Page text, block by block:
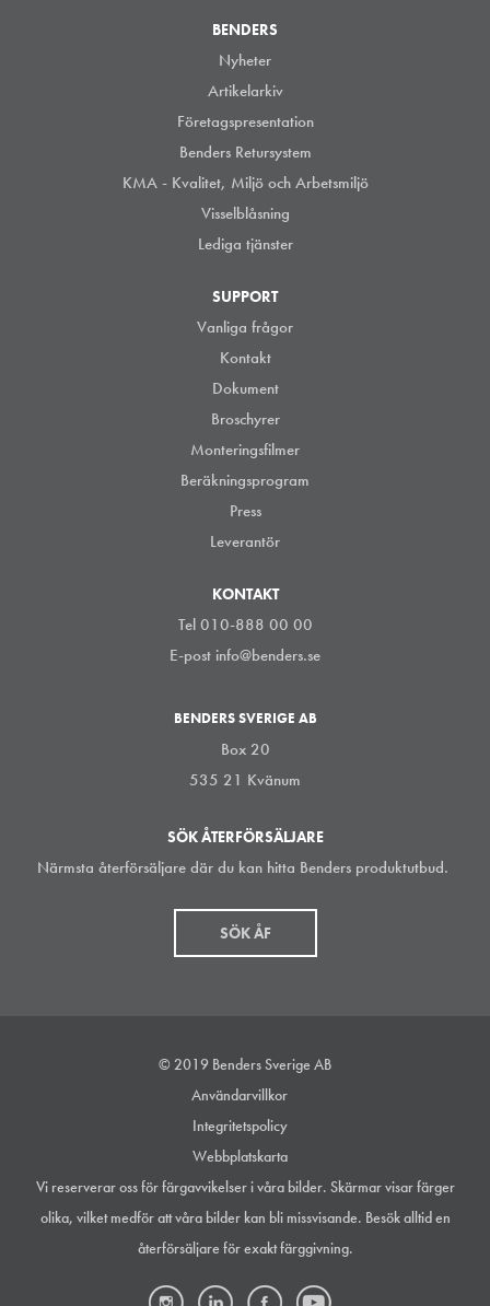
BENDERS
Nyheter
Artikelarkiv
Företagspresentation
Benders Retursystem
KMA - Kvalitet, Miljö och Arbetsmiljö
Visselblåsning
Lediga tjänster
SUPPORT
Vanliga frågor
Kontakt
Dokument
Broschyrer
Monteringsfilmer
Beräkningsprogram
Press
Leverantör
KONTAKT
Tel 010-888 00 00
E-post info@benders.se
BENDERS SVERIGE AB
Box 20
535 21 Kvänum
SÖK ÅTERFÖRSÄLJARE
Närmsta återförsäljare där du kan hitta Benders produktutbud.
SÖK ÅF
© 2019 Benders Sverige AB
Användarvillkor
Integritetspolicy
Webbplatskarta
Vi reserverar oss för färgavvikelser i våra bilder. Skärmar visar färger
olika, vilket medför att våra bilder kan bli missvisande. Besök alltid en
återförsäljare för exakt färggivning.